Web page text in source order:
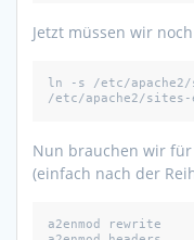
Jetzt müssen wir
ln -s /etc/
/etc/apache2/sites-
Nun brauchen wir
(einfach nach der
a2enmod rewrite